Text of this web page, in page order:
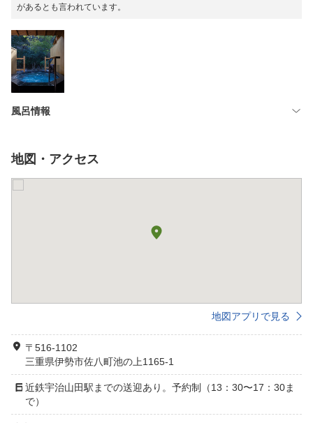
があるとも言われています。
風呂情報
地図・アクセス
地図アプリで見る
〒516-1102
三重県伊勢市佐八町池の上1165-1
近鉄宇治山田駅までの送迎あり。予約制（13：30〜17：30ま
で）